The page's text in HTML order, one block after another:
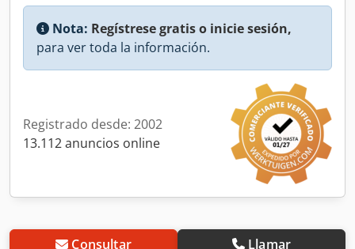
Nota: Regístrese gratis o inicie sesión,
para ver toda la información.
Registrado desde: 2002
13.112 anuncios online
Consultar Llamar